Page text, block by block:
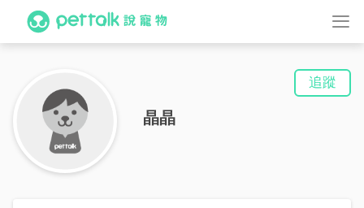
晶晶
追蹤